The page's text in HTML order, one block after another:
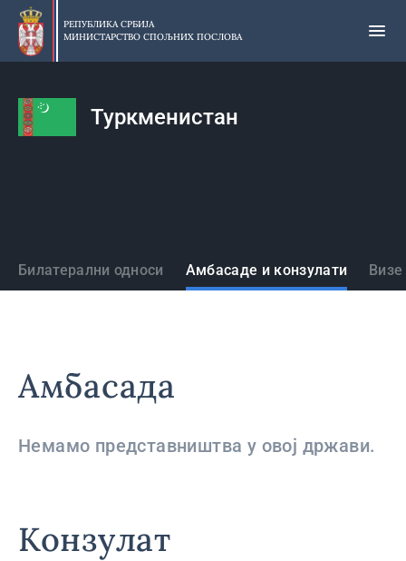
Прескочи
главни
део
РЕПУБЛИКА СРБИЈА
МИНИСТАРСТВО СПОЉНИХ ПОСЛОВА
Туркменистан
Државе
Билатерални односи Амбасаде и конзулати
Амбасада
Немамо представништва у овој држави.
Конзулат